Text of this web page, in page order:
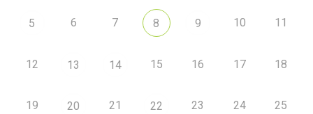
5 6 7 8 9 10 11
12 13 14 15 16 17 18
19 20 21 22 23 24 25